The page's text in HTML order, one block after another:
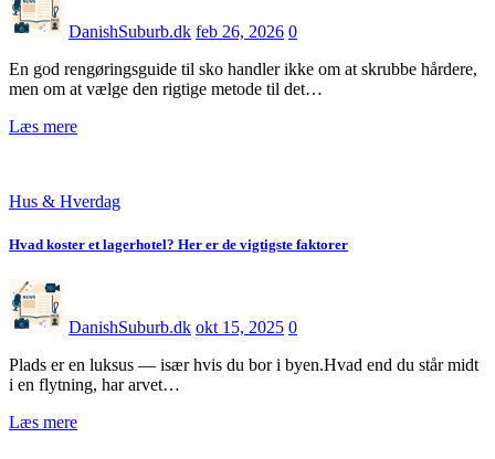
DanishSuburb.dk feb 26, 2026 0
En god rengøringsguide til sko handler ikke om at skrubbe hårdere,
men om at vælge den rigtige metode til det…
Læs mere
Hus & Hverdag
Hvad koster et lagerhotel? Her er de vigtigste faktorer
DanishSuburb.dk okt 15, 2025 0
Plads er en luksus — især hvis du bor i byen.Hvad end du står midt
i en flytning, har arvet…
Læs mere